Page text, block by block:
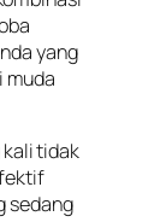
yang
muda
tidak
sedang